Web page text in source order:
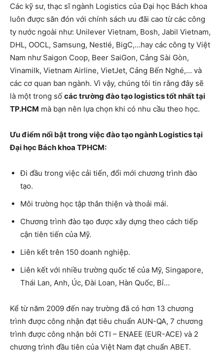
Các kỹ sư, thạc sĩ ngành Logistics của Đại học Bách khoa
luôn được săn đón với chính sách ưu đãi cao từ các công
ty nước ngoài như: Unilever Vietnam, Bosh, Jabil Vietnam,
DHL, OOCL, Samsung, Nestlé, BigC,…hay các công ty Việt
Nam như Saigon Coop, Beer SaiGon, Cảng Sài Gòn,
Vinamilk, Vietnam Airline, VietJet, Cảng Bến Nghé,… và
các cơ quan ban ngành. Vì vậy, chúng tôi tin rằng đây sẽ
là một trong số các trường đào tạo logistics tốt nhất tại
TP.HCM mà bạn nên lựa chọn khi có nhu cầu theo học.
Ưu điểm nổi bật trong việc đào tạo ngành Logistics tại
Đại học Bách khoa TPHCM:
Đi đầu trong việc cải tiến, đổi mới chương trình đào
tạo.
Môi trường học tập thân thiện và thoải mái.
Chương trình đào tạo được xây dựng theo cách tiếp
cận tiên tiến của Mỹ.
Liên kết trên 150 doanh nghiệp.
Liên kết với nhiều trường quốc tế của Mỹ, Singapore,
Thái Lan, Anh, Úc, Đài Loan, Hàn Quốc, Bỉ…
Kể từ năm 2009 đến nay trường đã có hơn 13 chương
trình được công nhận đạt tiêu chuẩn AUN-QA, 7 chương
trình được công nhận bởi CTI – ENAEE (EUR-ACE) và 2
chương trình đầu tiên của Việt Nam đạt chuẩn ABET.